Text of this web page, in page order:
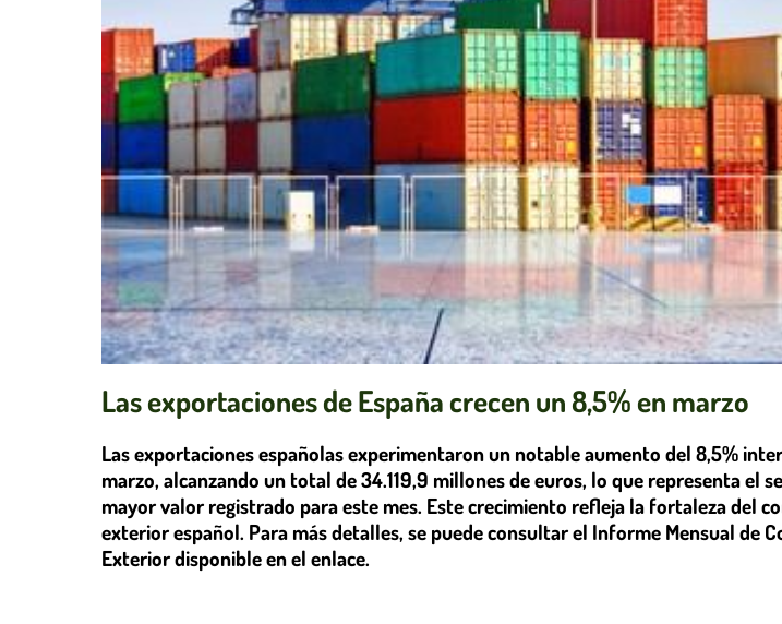
Las exportaciones de España crecen un 8,5% en marzo
Las exportaciones españolas experimentaron un notable aumento del 8,5%
marzo, alcanzando un total de 34.119,9 millones de euros, lo que representa el
mayor valor registrado para este mes. Este crecimiento refleja la fortaleza del
exterior español. Para más detalles, se puede consultar el Informe Mensual de
Exterior disponible en el enlace.